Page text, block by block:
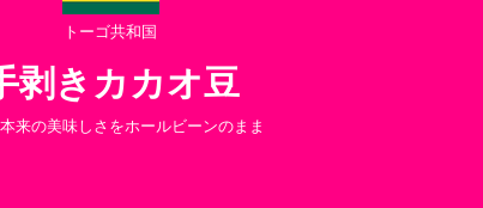
トーゴ共和国
剥きカカオ豆
来の美味しさをホールビーンのまま